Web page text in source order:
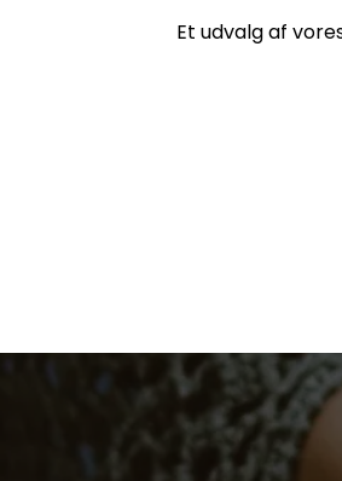
Et udvalg af